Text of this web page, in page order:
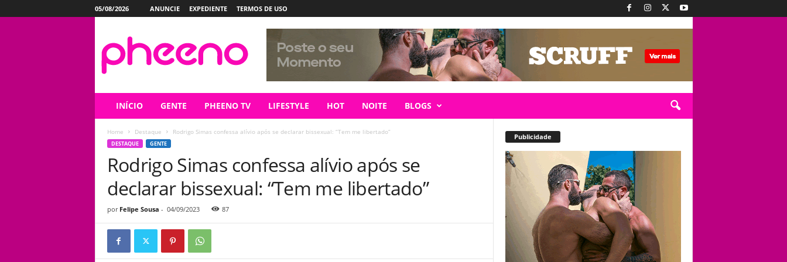
05/08/2026 ANUNCIE EXPEDIENTE TERMOS DE USO
INÍCIO GENTE PHEENO TV LIFESTYLE HOT NOITE BLOGS
Home Destaque Rodrigo Simas confessa alívio após se declarar bissexual: “Tem me libertado”
DESTAQUE GENTE
Rodrigo Simas confessa alívio após se
declarar bissexual: “Tem me libertado”
por Felipe Sousa - 04/09/2023 87
Publicidade